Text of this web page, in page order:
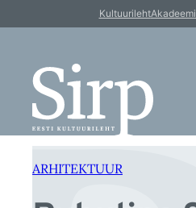
sisu
Kultuurileht
ARHITEKTUUR